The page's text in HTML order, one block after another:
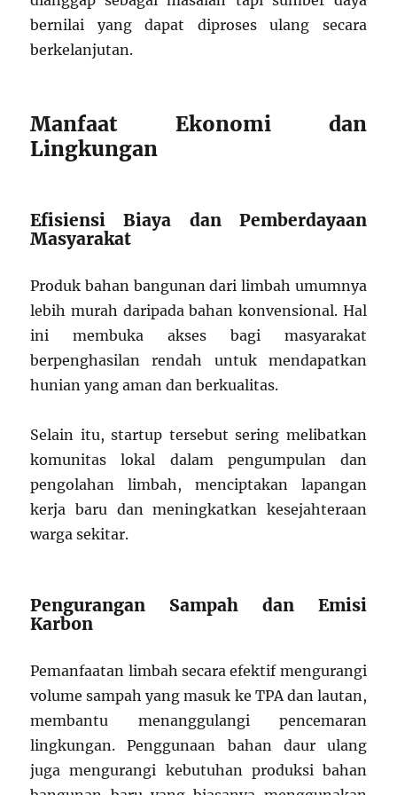
bernilai yang dapat diproses ulang secara
berkelanjutan.
Manfaat Ekonomi dan
Lingkungan
Efisiensi Biaya dan Pemberdayaan
Masyarakat
Produk bahan bangunan dari limbah umumnya
lebih murah daripada bahan konvensional. Hal
ini membuka akses bagi masyarakat
berpenghasilan rendah untuk mendapatkan
hunian yang aman dan berkualitas.
Selain itu, startup tersebut sering melibatkan
komunitas lokal dalam pengumpulan dan
pengolahan limbah, menciptakan lapangan
kerja baru dan meningkatkan kesejahteraan
warga sekitar.
Pengurangan Sampah dan Emisi
Karbon
Pemanfaatan limbah secara efektif mengurangi
volume sampah yang masuk ke TPA dan lautan,
membantu menanggulangi pencemaran
lingkungan. Penggunaan bahan daur ulang
juga mengurangi kebutuhan produksi bahan